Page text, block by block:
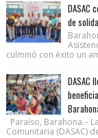
DASAC
de
culminó con éxito un
DASAC
Paraíso, Barahona.–
Comunitaria (DASAC)